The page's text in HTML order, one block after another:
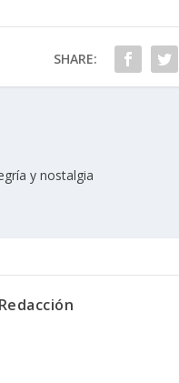
SHARE:
y nostalgia
Redacción